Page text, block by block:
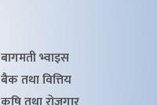
बागमती भ्वाइस
बैक तथा वित्तिय